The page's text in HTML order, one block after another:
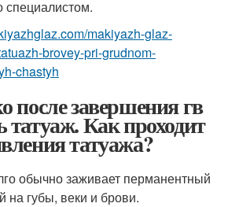
специалистом.
makiyazh-glaz-
brovey-pri-grudnom-
chastyh
после завершения гв
татуаж. Как проходит
татуажа?
обычно заживает перманентный
на губы, веки и брови.